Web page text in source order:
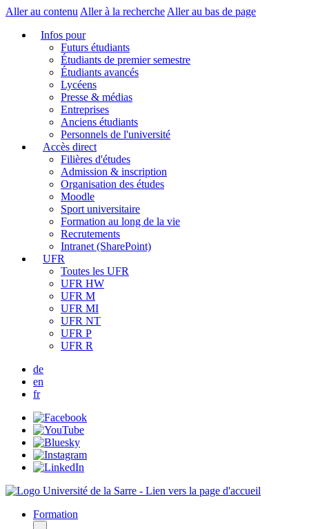
Aller au contenu Aller à la recherche Aller au bas de page
Infos pour
Futurs étudiants
Étudiants de premier semestre
Étudiants avancés
Lycéens
Presse & médias
Entreprises
Anciens étudiants
Personnels de l'université
Accès direct
Filières d'études
Admission & inscription
Organisation des études
Moodle
Sport universitaire
Formation au long de la vie
Recrutements
Intranet (SharePoint)
UFR
Toutes les UFR
UFR HW
UFR M
UFR MI
UFR NT
UFR P
UFR R
de
en
fr
Formation